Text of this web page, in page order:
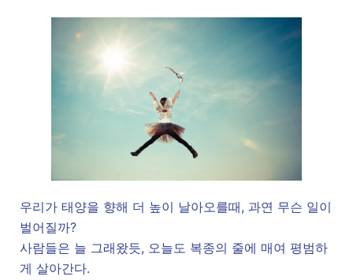
우리가 태양을 향해 더 높이 날아오를때, 과연 무슨 일이
벌어질까?
사람들은 늘 그래왔듯, 오늘도 복종의 줄에 매여 평범하
게 살아간다.